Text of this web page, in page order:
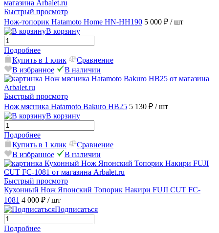
Быстрый просмотр
Нож-топорик Hatamoto Home HN-HH190 5 000 ₽ / шт
В корзину
Подробнее
Купить в 1 клик
Сравнение
В избранное
В наличии
Быстрый просмотр
Нож мясника Hatamoto Bakuro HB25 5 130 ₽ / шт
В корзину
Подробнее
Купить в 1 клик
Сравнение
В избранное
В наличии
Быстрый просмотр
Кухонный Нож Японский Топорик Накири FUJI CUT FC-
1081 4 000 ₽ / шт
Подписаться
Подробнее